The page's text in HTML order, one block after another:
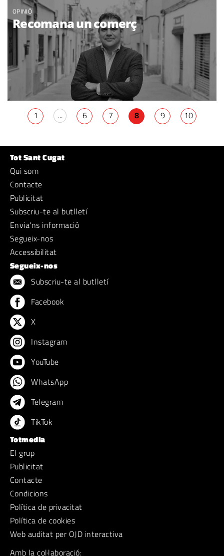
OPINIÓ
Recomana un comerç
1 ... 6 7 8 9 10
Tot Sant Cugat
Qui som
Contacte
Publicitat
Subscriu-te al butlletí
Envia'ns informació
Segueix-nos
Accessibilitat
Segueix-nos
Subscriu-te al butlletí
Facebook
X
Instagram
YouTube
WhatsApp
Telegram
TikTok
Totmedia
El grup
Publicitat
Contacte
Condicions
Política de privacitat
Política de cookies
Web auditat per OJD interactiva
Amb la col·laboració: